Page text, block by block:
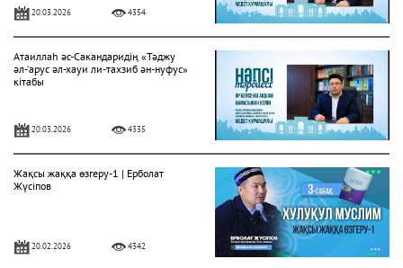
20.03.2026 4354
Атаиллаһ әс-Сакандаридің «Тәджу
әл-‘арус әл-хауи ли-тахзиб ән-нуфус»
кітабы
20.03.2026 4335
Жақсы жаққа өзгеру-1 | Ерболат
Жүсіпов
20.02.2026 4342